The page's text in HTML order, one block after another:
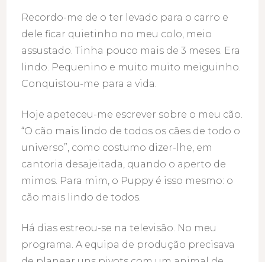
Recordo-me de o ter levado para o carro e
dele ficar quietinho no meu colo, meio
assustado. Tinha pouco mais de 3 meses. Era
lindo. Pequenino e muito muito meiguinho.
Conquistou-me para a vida.
Hoje apeteceu-me escrever sobre o meu cão.
“O cão mais lindo de todos os cães de todo o
universo”, como costumo dizer-lhe, em
cantoria desajeitada, quando o aperto de
mimos. Para mim, o Puppy é isso mesmo: o
cão mais lindo de todos.
Há dias estreou-se na televisão. No meu
programa. A equipa de produção precisava